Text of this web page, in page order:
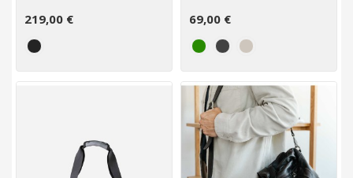
219,00 € 69,00 €